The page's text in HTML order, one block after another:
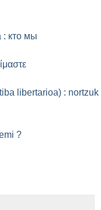
: кто мы
libertarioa) : nortzuk
?